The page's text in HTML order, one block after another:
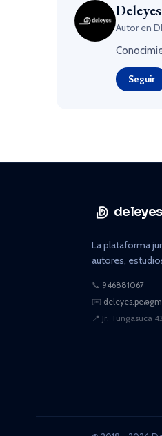
Autor en
Seguir
deleyes
La plataforma
autores,
📞 946881067
✉️
📍 Jr. Tungasuca